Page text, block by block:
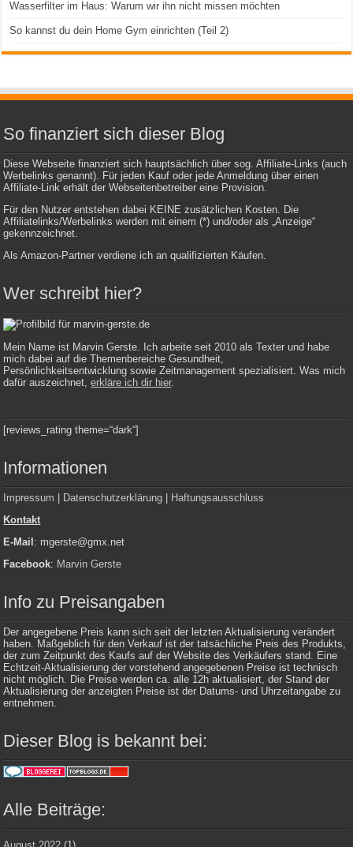
Wasserfilter im Haus: Warum wir ihn nicht missen möchten
So kannst du dein Home Gym einrichten (Teil 2)
So finanziert sich dieser Blog
Diese Webseite finanziert sich hauptsächlich über sog. Affiliate-Links (auch
Werbelinks genannt). Für jeden Kauf oder jede Anmeldung über einen
Affiliate-Link erhält der Webseitenbetreiber eine Provision.
Für den Nutzer entstehen dabei KEINE zusätzlichen Kosten. Die
Affiliatelinks/Werbelinks werden mit einem (*) und/oder als „Anzeige“
gekennzeichnet.
Als Amazon-Partner verdiene ich an qualifizierten Käufen.
Wer schreibt hier?
Mein Name ist Marvin Gerste. Ich arbeite seit 2010 als Texter und habe
mich dabei auf die Themenbereiche Gesundheit,
Persönlichkeitsentwicklung sowie Zeitmanagement spezialisiert. Was mich
dafür auszeichnet,erkläre ich dir hier.
[reviews_rating theme=“dark“]
Informationen
Impressum | Datenschutzerklärung | Haftungsausschluss
Kontakt
E-Mail: mgerste@gmx.net
Facebook: Marvin Gerste
Info zu Preisangaben
Der angegebene Preis kann sich seit der letzten Aktualisierung verändert
haben. Maßgeblich für den Verkauf ist der tatsächliche Preis des Produkts,
der zum Zeitpunkt des Kaufs auf der Website des Verkäufers stand. Eine
Echtzeit-Aktualisierung der vorstehend angegebenen Preise ist technisch
nicht möglich. Die Preise werden ca. alle 12h aktualisiert, der Stand der
Aktualisierung der anzeigten Preise ist der Datums- und Uhrzeitangabe zu
entnehmen.
Dieser Blog is bekannt bei:
Alle Beiträge: